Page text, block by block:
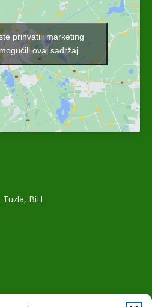
prihvatili marketing
ovaj sadržaj
BiH